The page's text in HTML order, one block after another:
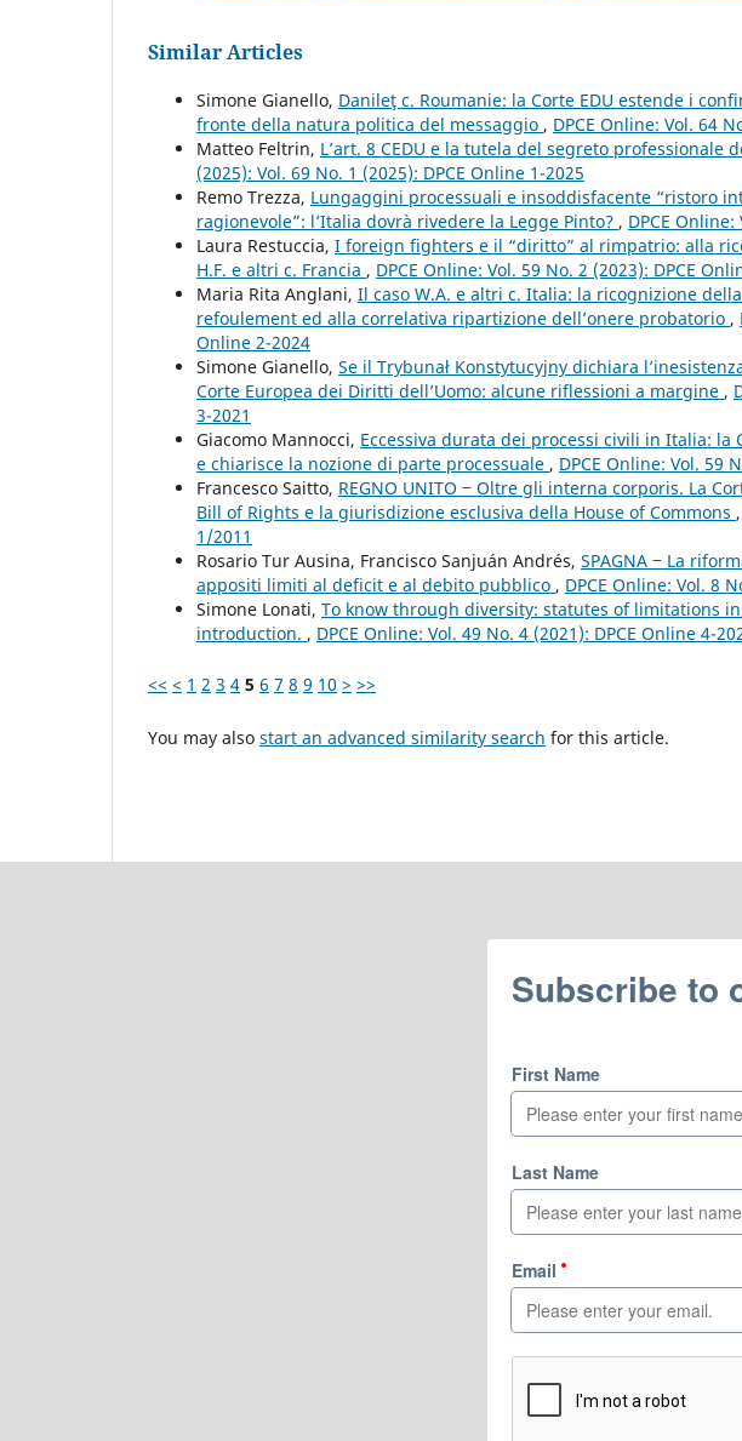
Similar Articles
Simone Gianello, Danileţ c. Roumanie: la Corte EDU estende i
fronte della natura politica del messaggio , DPCE Online: Vol. 64
Matteo Feltrin, L’art. 8 CEDU e la tutela del segreto professionale
(2025): Vol. 69 No. 1 (2025): DPCE Online 1-2025
Remo Trezza, Lungaggini processuali e insoddisfacente “ristoro
ragionevole”: l’Italia dovrà rivedere la Legge Pinto? , DPCE
Laura Restuccia, I foreign fighters e il “diritto” al rimpatrio: alla
H.F. e altri c. Francia , DPCE Online: Vol. 59 No. 2 (2023): DPCE
Maria Rita Anglani, Il caso W.A. e altri c. Italia: la ricognizione
refoulement ed alla correlativa ripartizione dell’onere probatorio ,
Online 2-2024
Simone Gianello, Se il Trybunał Konstytucyjny dichiara
Corte Europea dei Diritti dell’Uomo: alcune riflessioni a margine ,
3-2021
Giacomo Mannocci, Eccessiva durata dei processi civili in Italia: la
e chiarisce la nozione di parte processuale , DPCE Online: Vol. 59
Francesco Saitto, REGNO UNITO ‒ Oltre gli interna corporis. La
Bill of Rights e la giurisdizione esclusiva della House of Commons ,
1/2011
Rosario Tur Ausina, Francisco Sanjuán Andrés, SPAGNA ‒ La
appositi limiti al deficit e al debito pubblico , DPCE Online: Vol. 8
Simone Lonati, To know through diversity: statutes of limitations
introduction. , DPCE Online: Vol. 49 No. 4 (2021): DPCE Online 4-
<< < 1 2 3 4 5 6 7 8 9 10 > >>
You may also start an advanced similarity search for this article.